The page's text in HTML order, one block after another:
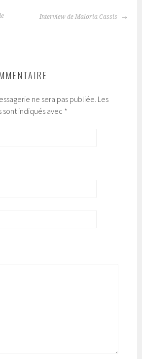
Interview de Maloria Cassis
ne sera pas publiée. Les
indiqués avec *